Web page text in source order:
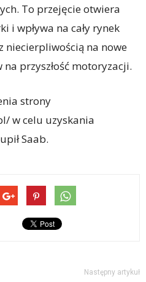
To przejęcie otwiera
i wpływa na cały rynek
niecierpliwością na nowe
przyszłość motoryzacji.
strony
w celu uzyskania
Saab.
Następny artykuł